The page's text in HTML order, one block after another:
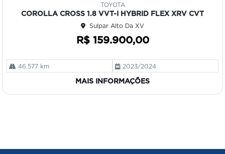
TOYOTA
COROLLA CROSS 1.8 VVT-I HYBRID FLEX XRV CVT
Sulpar Alto Da XV
R$ 159.900,00
46.577 km 2023/2024
MAIS INFORMAÇÕES